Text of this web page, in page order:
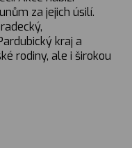
za jejich úsilí.
kraj a
rodiny, ale i širokou